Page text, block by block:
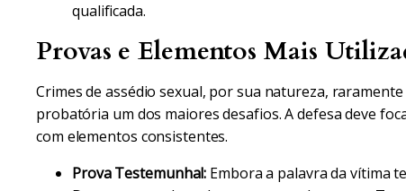
qualificada.
Provas e Elementos Mais
Crimes de assédio sexual, por sua natureza,
probatória um dos maiores desafios. A defesa deve
com elementos consistentes.
Prova Testemunhal: Embora a palavra da vítima